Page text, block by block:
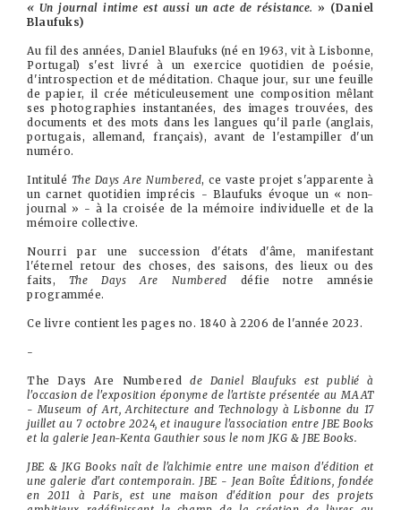
« Un journal intime est aussi un acte de résistance. » (Daniel
Blaufuks)
Au fil des années, Daniel Blaufuks (né en 1963, vit à Lisbonne,
Portugal) s'est livré à un exercice quotidien de poésie,
d'introspection et de méditation. Chaque jour, sur une feuille
de papier, il crée méticuleusement une composition mêlant
ses photographies instantanées, des images trouvées, des
documents et des mots dans les langues qu'il parle (anglais,
portugais, allemand, français), avant de l'estampiller d'un
numéro.
Intitulé The Days Are Numbered, ce vaste projet s'apparente à
un carnet quotidien imprécis - Blaufuks évoque un « non-
journal » - à la croisée de la mémoire individuelle et de la
mémoire collective.
Nourri par une succession d'états d'âme, manifestant
l'éternel retour des choses, des saisons, des lieux ou des
faits, The Days Are Numbered défie notre amnésie
programmée.
Ce livre contient les pages no. 1840 à 2206 de l'année 2023.
-
The Days Are Numbered de Daniel Blaufuks est publié à
l'occasion de l'exposition éponyme de l'artiste présentée au MAAT
- Museum of Art, Architecture and Technology à Lisbonne du 17
juillet au 7 octobre 2024, et inaugure l'association entre JBE Books
et la galerie Jean-Kenta Gauthier sous le nom JKG & JBE Books.
JBE & JKG Books naît de l'alchimie entre une maison d'édition et
une galerie d'art contemporain. JBE - Jean Boîte Éditions, fondée
en 2011 à Paris, est une maison d'édition pour des projets